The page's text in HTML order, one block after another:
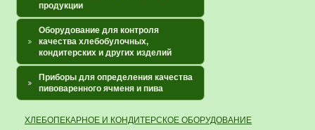
продукции
Оборудование для контроля
качества хлебобулочных,
кондитерских и других изделий
Приборы для определения качества
пивоваренного ячменя и пива
ХЛЕБОПЕКАРНОЕ И КОНДИТЕРСКОЕ ОБОРУДОВАНИЕ